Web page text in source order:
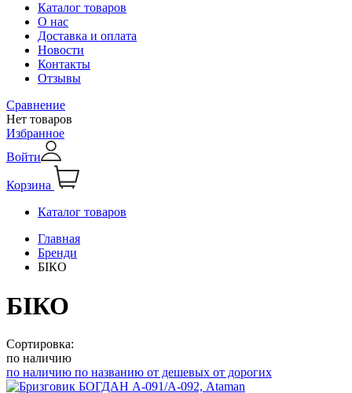
Каталог товаров
О нас
Доставка и оплата
Новости
Контакты
Отзывы
Сравнение
Нет товаров
Избранное
Войти
Корзина
Каталог товаров
Главная
Бренди
БІКО
БІКО
Сортировка:
по наличию
по наличию по названию от дешевых от дорогих